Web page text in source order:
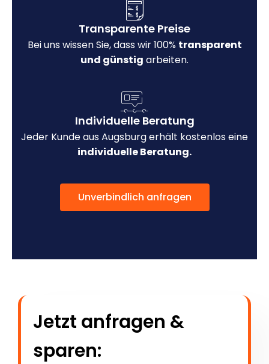
Transparente Preise
Bei uns wissen Sie, dass wir 100% transparent
und günstig arbeiten.
Individuelle Beratung
Jeder Kunde aus Augsburg erhält kostenlos eine
individuelle Beratung.
Unverbindlich anfragen
Jetzt anfragen &
sparen: